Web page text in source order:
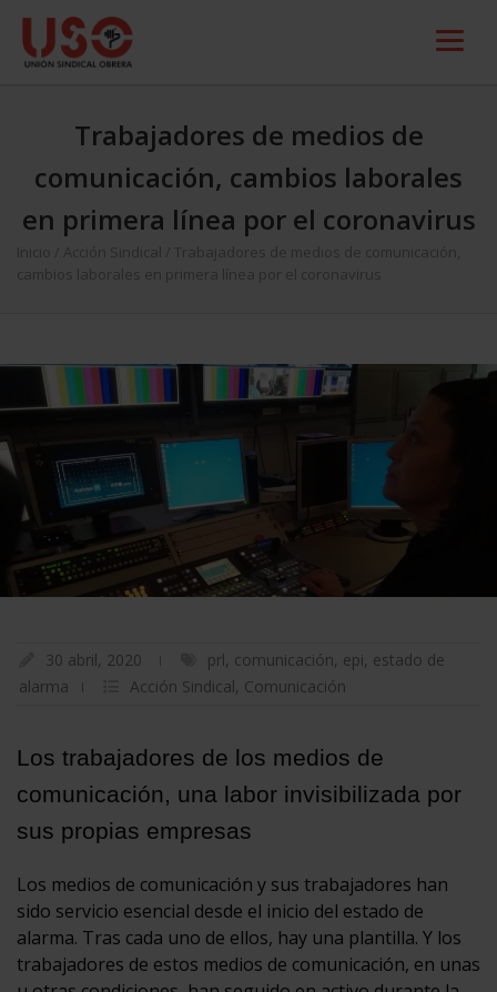
Trabajadores de medios de
comunicación, cambios laborales
en primera línea por el coronavirus
Inicio Acción Sindical
Trabajadores de medios de comunicación,
cambios laborales en primera línea por el coronavirus
30 abril, 2020 prl, comunicación, epi, estado de
alarma
Acción Sindical, Comunicación
Los trabajadores de los medios de
comunicación, una labor invisibilizada por
sus propias empresas
Los medios de comunicación y sus trabajadores han
sido servicio esencial desde el inicio del estado de
alarma. Tras cada uno de ellos, hay una plantilla. Y los
trabajadores de estos medios de comunicación, en unas